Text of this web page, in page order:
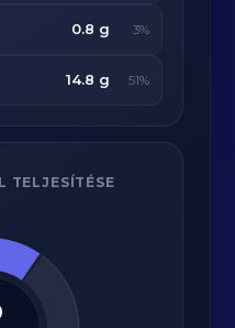
0.8 g 3%
14.8 g 51%
TELJESÍTÉSE